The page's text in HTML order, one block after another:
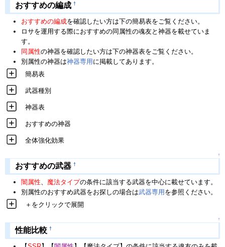
おすすめの編成 †
おすすめの編成を確認したい方は下の簡易表をご覧ください。
ロサを運用する際におすすめの同属性の魂友と神器を載せていま
す。
同属性の神器を確認したい方は下の神器表をご覧ください。
別属性の神器は神器専用 に掲載してあります。
簡易表
武器種別
神器表
おすすめの神器
全体強化効果
↑
おすすめの武器 †
闇属性、 魔法タイプの条件に該当する武器を中心に載せています。
別属性のおすすめ武器をお探しの場合は武器専用 を参照ください。
＋をクリックで展開
↑
性能比較 †